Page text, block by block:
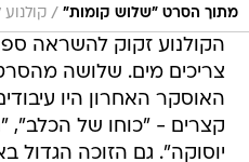
מתוך הסרט "שלוש קומות" / קולנוע
הקולנוע זקוק להשראה
צריכים מים. שלושה
האוסקר האחרון היו
קצרים - "כוחו של הכלב",
יוסוקה". גם הזוכה הגדול